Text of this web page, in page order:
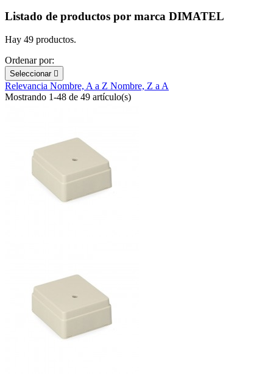
Listado de productos por marca DIMATEL
Hay 49 productos.
Ordenar por:
Seleccionar 
Relevancia Nombre, A a Z Nombre, Z a A
Mostrando 1-48 de 49 artículo(s)